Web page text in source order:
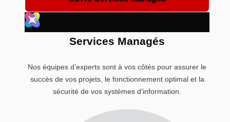
Services Managés
Nos équipes d’experts sont à vos côtés pour assurer le
succès de vos projets, le fonctionnement optimal et la
sécurité de vos systèmes d’information.